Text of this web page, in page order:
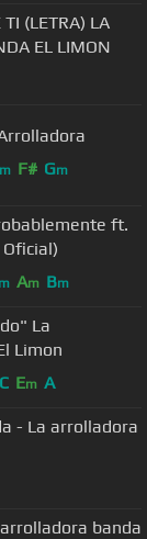
(LETRA) LA
EL LIMON
m F# Gm
ft.
m Am Bm
La
Limon
C Em A
- La arrolladora
banda